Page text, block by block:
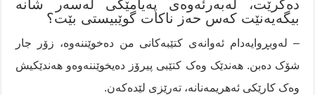
دەگرێت، لەبەرئەوەی پەیامێکی لەسەر شانە
بیگەیەنێت کەس حەز ناکات گوێبیستی بێت؟
– لەوبڕوایەدام ئەوانەی کتێبەکانی من دەخوێننەوە، زۆر جار
شۆک دەبن. هەندێک وەک کتێبی پیرۆز دەیخوێننەوەو هەندێکیش
وەک کارێکی ئەهریمەنانە، تەرێزی لێدەکەن.